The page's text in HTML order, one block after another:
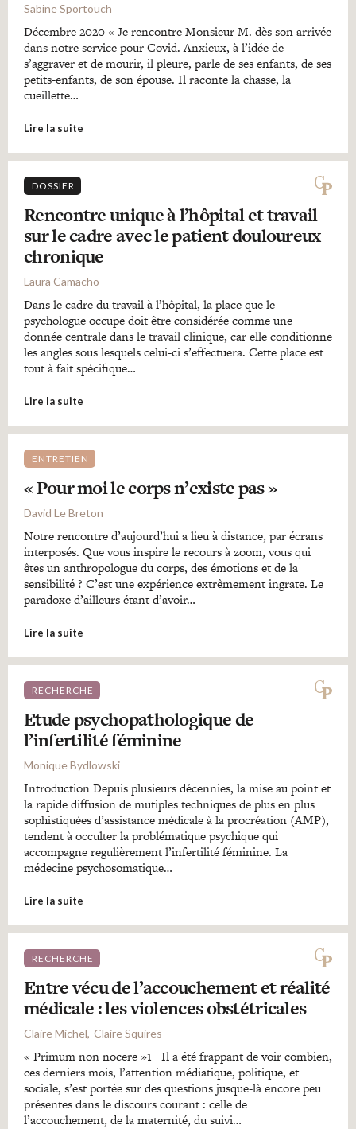
Sabine Sportouch
Décembre 2020 « Je rencontre Monsieur M. dès son arrivée
dans notre service pour Covid. Anxieux, à l’idée de
s’aggraver et de mourir, il pleure, parle de ses enfants, de ses
petits-enfants, de son épouse. Il raconte la chasse, la
cueillette…
Lire la suite
DOSSIER
Rencontre unique à l’hôpital et travail
sur le cadre avec le patient douloureux
chronique
Laura Camacho
Dans le cadre du travail à l’hôpital, la place que le
psychologue occupe doit être considérée comme une
donnée centrale dans le travail clinique, car elle conditionne
les angles sous lesquels celui-ci s’effectuera. Cette place est
tout à fait spécifique…
Lire la suite
ENTRETIEN
« Pour moi le corps n’existe pas »
David Le Breton
Notre rencontre d’aujourd’hui a lieu à distance, par écrans
interposés. Que vous inspire le recours à zoom, vous qui
êtes un anthropologue du corps, des émotions et de la
sensibilité ? C’est une expérience extrêmement ingrate. Le
paradoxe d’ailleurs étant d’avoir…
Lire la suite
RECHERCHE
Etude psychopathologique de
l’infertilité féminine
Monique Bydlowski
Introduction Depuis plusieurs décennies, la mise au point et
la rapide diffusion de mutiples techniques de plus en plus
sophistiquées d’assistance médicale à la procréation (AMP),
tendent à occulter la problématique psychique qui
accompagne regulièrement l’infertilité féminine. La
médecine psychosomatique…
Lire la suite
RECHERCHE
Entre vécu de l’accouchement et réalité
médicale : les violences obstétricales
Claire Michel Claire Squires
« Primum non nocere »1 Il a été frappant de voir combien,
ces derniers mois, l’attention médiatique, politique, et
sociale, s’est portée sur des questions jusque-là encore peu
présentes dans le discours courant : celle de
l’accouchement, de la maternité, du suivi…